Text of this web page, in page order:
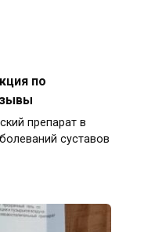
по
препарат в
суставов